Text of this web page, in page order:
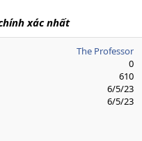
xác nhất
The Professor
0
610
6/5/23
6/5/23